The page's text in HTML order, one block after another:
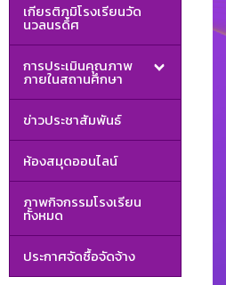
เกียรติภูมิโรงเรียนวัด
นวลนรดิศ
การประเมินคุณภาพ
ภายในสถานศึกษา
ข่าวประชาสัมพันธ์
ห้องสมุดออนไลน์
ภาพกิจกรรมโรงเรียน
ทั้งหมด
ประกาศจัดซื้อจัดจ้าง